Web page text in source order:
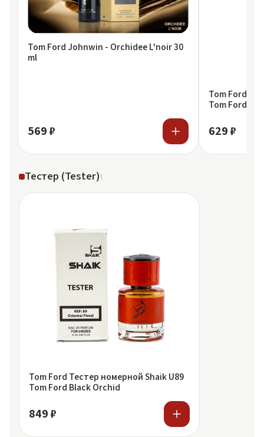
Tom Ford Johnwin - Orchidee L'noir 30
ml
569 ₽
Tom Ford
Tom Ford
629 ₽
Тестер (Tester)1
Tom Ford Тестер номерной Shaik U89
Tom Ford Black Orchid
849 ₽